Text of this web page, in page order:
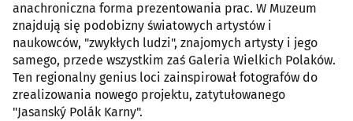
anachroniczna forma prezentowania prac. W Muzeum
znajdują się podobizny światowych artystów i
naukowców, "zwykłych ludzi", znajomych artysty i jego
samego, przede wszystkim zaś Galeria Wielkich Polaków.
Ten regionalny genius loci zainspirował fotografów do
zrealizowania nowego projektu, zatytułowanego
"Jasanský Polák Karny".